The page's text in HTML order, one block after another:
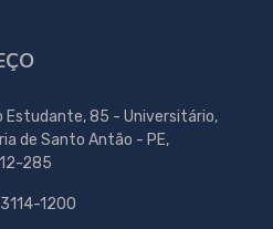
Estudante, 85 - Universitário,
de Santo Antão - PE,
285
1200